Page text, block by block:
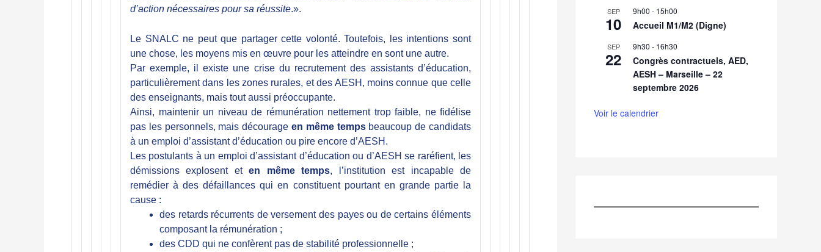
d’action nécessaires pour sa réussite.».
Le SNALC ne peut que partager cette volonté. Toutefois, les intentions sont
une chose, les moyens mis en œuvre pour les atteindre en sont une autre.
Par exemple, il existe une crise du recrutement des assistants d’éducation,
particulièrement dans les zones rurales, et des AESH, moins connue que celle
des enseignants, mais tout aussi préoccupante.
Ainsi, maintenir un niveau de rémunération nettement trop faible, ne fidélise
pas les personnels, mais décourage en même tempsbeaucoup de candidats
à un emploi d’assistant d’éducation ou pire encore d’AESH.
Les postulants à un emploi d’assistant d’éducation ou d’AESH se raréfient, les
démissions explosent eten même temps, l’institution est incapable de
remédier à des défaillances qui en constituent pourtant en grande partie la
cause :
des retards récurrents de versement des payes ou de certains éléments
composant la rémunération ;
des CDD qui ne confèrent pas de stabilité professionnelle ;
SEP
10
9h00 - 15h00
Accueil M1/M2 (Digne)
SEP
22
9h30 - 16h30
Congrès contractuels, AED,
AESH – Marseille – 22
septembre 2026
Voir le calendrier